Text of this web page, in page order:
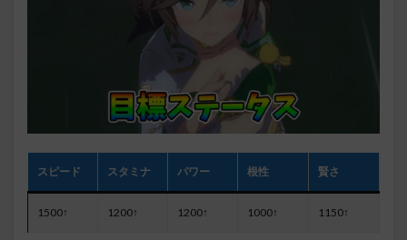
スピード スタミナ パワー 根性 賢さ
1500↑ 1200↑ 1200↑ 1000↑ 1150↑